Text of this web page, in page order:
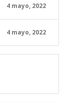
4 mayo, 2022
4 mayo, 2022